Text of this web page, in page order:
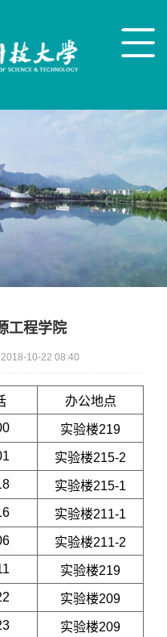
工程学院
2018-10-22 08:40
办公地点
实验楼219
实验楼215-2
实验楼215-1
实验楼211-1
实验楼211-2
实验楼219
实验楼209
实验楼209